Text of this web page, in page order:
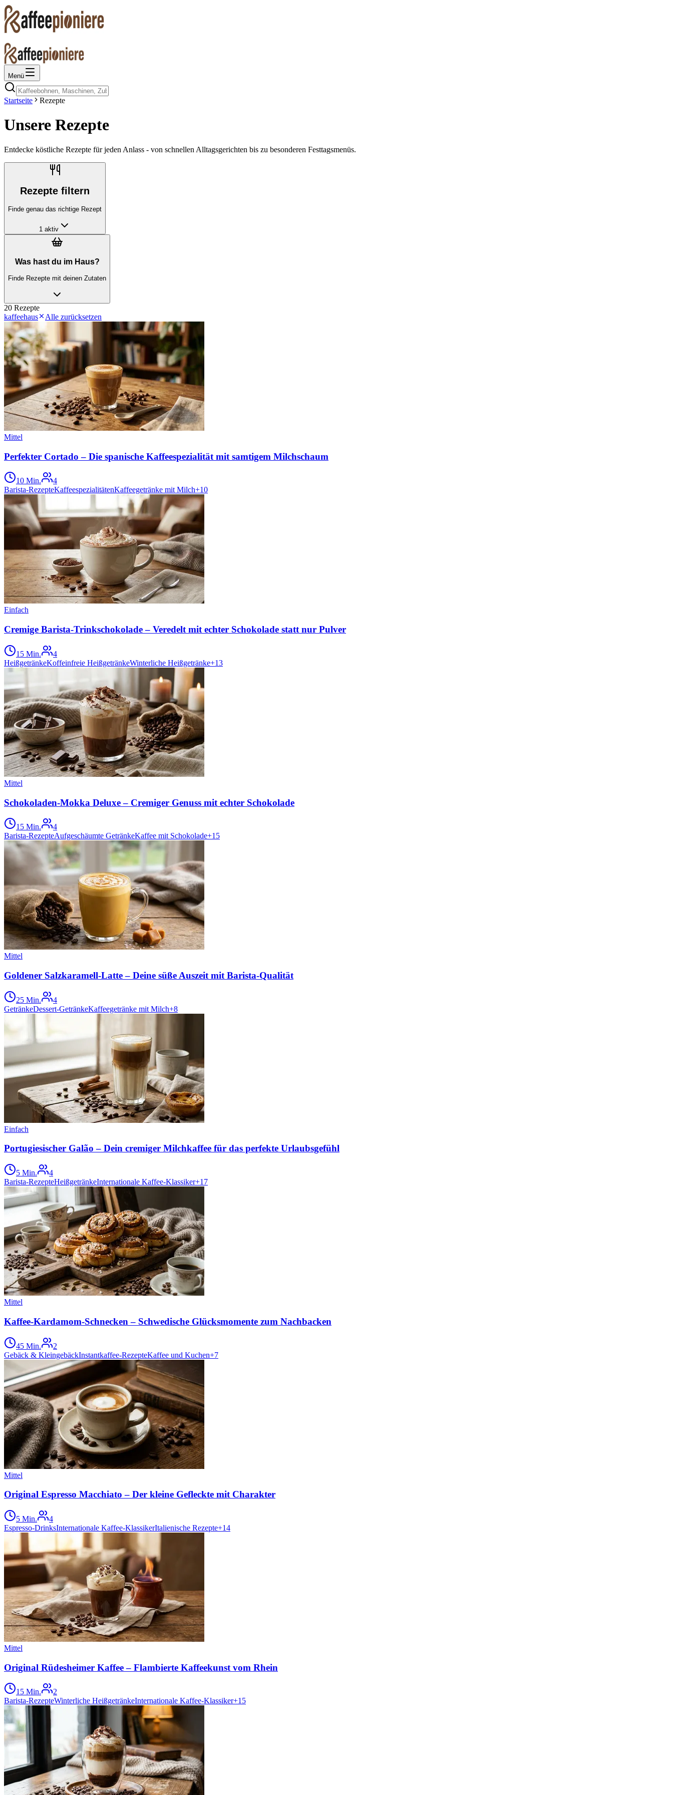
Menü
Startseite Rezepte
Unsere Rezepte
Entdecke köstliche Rezepte für jeden Anlass - von schnellen Alltagsgerichten bis zu besonderen Festtagsmenüs.
Rezepte filtern
Finde genau das richtige Rezept
1 aktiv
Was hast du im Haus?
Finde Rezepte mit deinen Zutaten
20 Rezepte
kaffeehaus
Alle zurücksetzen
Mittel
Perfekter Cortado – Die spanische Kaffeespezialität mit samtigem Milchschaum
10 Min.
4
Barista-RezepteKaffeespezialitätenKaffeegetränke mit Milch+10
Einfach
Cremige Barista-Trinkschokolade – Veredelt mit echter Schokolade statt nur Pulver
15 Min.
4
HeißgetränkeKoffeinfreie HeißgetränkeWinterliche Heißgetränke+13
Mittel
Schokoladen-Mokka Deluxe – Cremiger Genuss mit echter Schokolade
15 Min.
4
Barista-RezepteAufgeschäumte GetränkeKaffee mit Schokolade+15
Mittel
Goldener Salzkaramell-Latte – Deine süße Auszeit mit Barista-Qualität
25 Min.
4
GetränkeDessert-GetränkeKaffeegetränke mit Milch+8
Einfach
Portugiesischer Galão – Dein cremiger Milchkaffee für das perfekte Urlaubsgefühl
5 Min.
4
Barista-RezepteHeißgetränkeInternationale Kaffee-Klassiker+17
Mittel
Kaffee-Kardamom-Schnecken – Schwedische Glücksmomente zum Nachbacken
45 Min.
2
Gebäck & KleingebäckInstantkaffee-RezepteKaffee und Kuchen+7
Mittel
Original Espresso Macchiato – Der kleine Gefleckte mit Charakter
5 Min.
4
Espresso-DrinksInternationale Kaffee-KlassikerItalienische Rezepte+14
Mittel
Original Rüdesheimer Kaffee – Flambierte Kaffeekunst vom Rhein
15 Min.
2
Barista-RezepteWinterliche HeißgetränkeInternationale Kaffee-Klassiker+15